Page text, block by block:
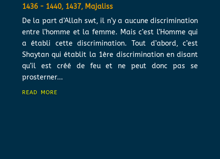
1436 - 1440, 1437, Majaliss
De la part d’Allah swt, il n’y a aucune discrimination
entre l’homme et la femme. Mais c’est l’Homme qui
a établi cette discrimination. Tout d’abord, c’est
Shaytan qui établit la 1ère discrimination en disant
qu’il est créé de feu et ne peut donc pas se
prosterner...
read more